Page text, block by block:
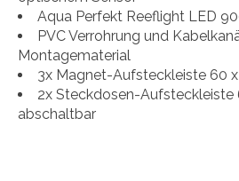
Aqua Perfekt Reeflight LED
PVC Verrohrung und
Montagematerial
3x Magnet-Aufsteckleiste 60
2x Steckdosen-Aufsteckleiste
abschaltbar